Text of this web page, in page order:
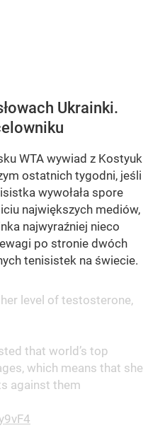
Ukrainki.
WTA wywiad z Kostyuk
ostatnich tygodni, jeśli
wywołała spore
największych mediów,
najwyraźniej nieco
po stronie dwóch
tenisistek na świecie.
level of testosterone,
that world’s top
which means that she
against them